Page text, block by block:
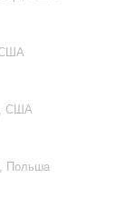
США
США
Польша